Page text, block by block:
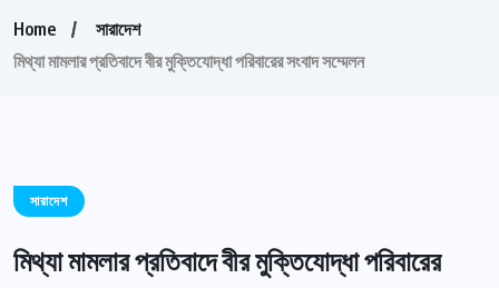
Home
সারাদেশ
মিথ্যা মামলার প্রতিবাদে বীর মুক্তিযোদ্ধা পরিবারের সংবাদ সম্মেলন
সারাদেশ
মিথ্যা মামলার প্রতিবাদে বীর মুক্তিযোদ্ধা পরিবারের